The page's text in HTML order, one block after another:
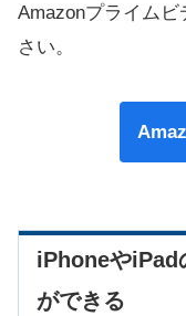
Amazonプライム
さい。
iPhoneやiPad
ができる